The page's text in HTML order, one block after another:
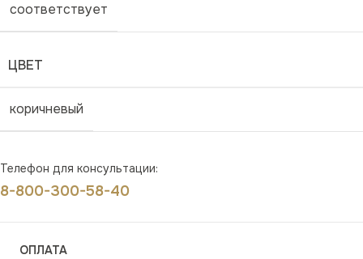
соответствует
ЦВЕТ
коричневый
Телефон для консультации:
8-800-300-58-40
ОПЛАТА